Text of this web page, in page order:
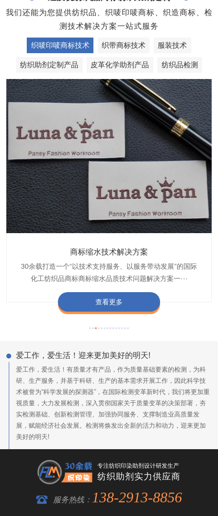
我们还能为您提供纺织品、织唛印唛商标、织造商标、检
测技术解决方案一站式服务
织唛印唛商标技术 织带商标技术 服装技术
纺织助剂定制产品 皮革化学助剂产品 纺织品检测
商标缩水技术解决方案
30余载打造一个“以技术支持服务、以服务带动发展”的国际
化工纺织品商标商标缩水品质技术问题解决方案一···
查看更多
织带商标防水技术解决方案
博准公司专注于织带商标防水技术解决方案30余载,励志于
纺织品商标企业打造含油量超标品质技术问题解决方···
查看更多
服装颜色不匀技术解决方案
博准是一家专注30余载设计研发织唛印唛商标、织带服装颜
色不匀品质技术问题解决方案一站式服务提供商,技···
查看更多
纺织品阻燃母粒
博准致力于成为纺织品商标阻燃母粒剂,TF-W760,TF-W760
阻燃母粒剂加工定制服务实力提供商,···
查看更多
爱工作，爱生活！迎来更加美好的明天!
爱工作，爱生活！有质量才有产品，作为质量基础要素的检测，为科
研、生产服务，并基于科研、生产的基本需求开展工作，因此科学技
术被誉为“科学发展的探测器”，在国际检测变革新时代，我们将更加重
视质量，大力发展检测，深入贯彻国家关于质量变革的决策部署，夯
实检测基础、创新检测管理、加强协同服务、支撑制造业高质量发
展，赋能经济社会发展。检测将焕发出全新的活力和动力，迎来更加
美好的明天!
专注纺织印染助剂设计研发生产
纺织助剂实力供应商
服务热线： 138-2913-8856